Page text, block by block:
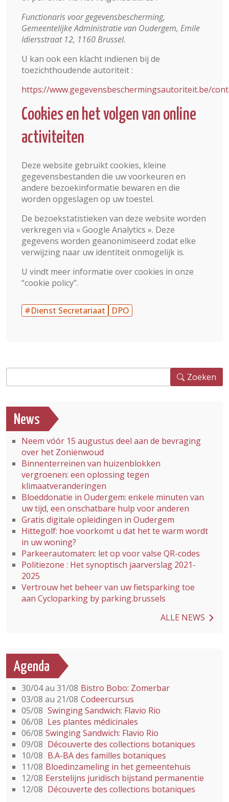
Functionaris voor gegevensbescherming,
Gemeentelijke Administratie van Oudergem, Emile
Idiersstraat 12, 1160 Brussel.
U kan ook een klacht indienen bij de
toezichthoudende autoriteit :
https://www.gegevensbeschermingsautoriteit.be/
Cookies en het volgen van online
activiteiten
Deze website gebruikt cookies, kleine
gegevensbestanden die uw voorkeuren en
andere bezoekinformatie bewaren en die
worden opgeslagen op uw toestel.
De bezoekstatistieken van deze website worden
verkregen via « Google Analytics ». Deze
gegevens worden geanonimiseerd zodat elke
verwijzing naar uw identiteit onmogelijk is.
U vindt meer informatie over cookies in onze
“cookie policy”.
#Dienst Secretariaat DPO
Zoeken
News
Neem vóór 15 augustus deel aan de bevraging
over het Zoniënwoud
Binnenterreinen van huizenblokken
vergroenen: een oplossing tegen
klimaatveranderingen
Bloeddonatie in Oudergem: enkele minuten van
uw tijd, een onschatbare hulp voor anderen
Gratis digitale opleidingen in Oudergem
Hittegolf: hoe voorkomt u dat het te warm wordt
in uw woning?
Parkeerautomaten: let op voor valse QR-codes
Politiezone : Het synoptisch jaarverslag 2021-
2025
Vertrouw het beheer van uw fietsparking toe
aan Cycloparking by parking.brussels
ALLE NEWS
Agenda
30/04 au 31/08 Bistro Bobo: Zomerbar
03/08 au 21/08 Codeercursus
05/08 Swinging Sandwich: Flavio Rio
06/08 Les plantes médicinales
06/08 Swinging Sandwich: Flavio Rio
09/08 Découverte des collections botaniques
10/08 B.A-BA des familles botaniques
11/08 Bloedinzameling in het gemeentehuis
12/08 Eerstelijns juridisch bijstand permanentie
12/08 Découverte des collections botaniques